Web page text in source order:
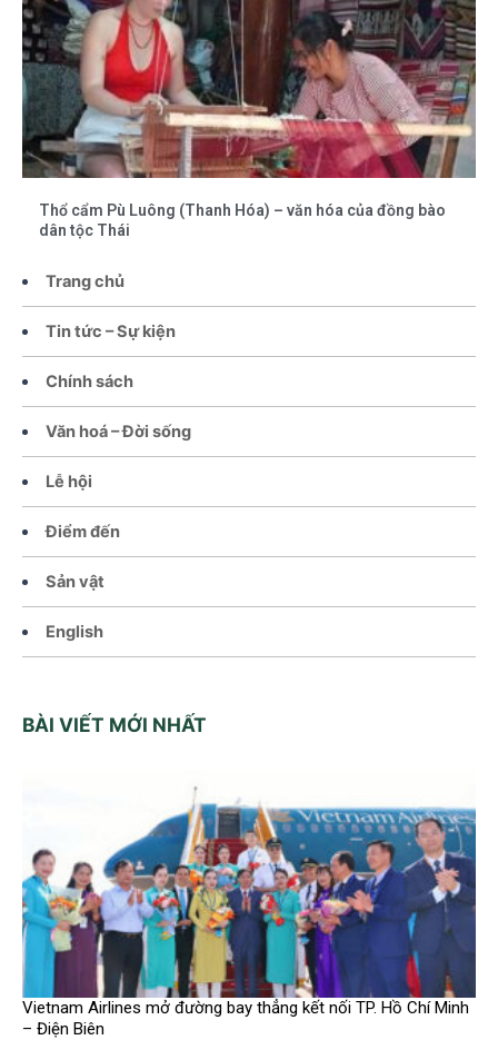
Trang chủ
Tin tức – Sự kiện
Chính sách
Văn hoá – Đời sống
Lễ hội
Điểm đến
Sản vật
English
BÀI VIẾT MỚI NHẤT
Vietnam Airlines mở đường bay thẳng kết nối TP. Hồ Chí Minh
– Điện Biên
Thổ cẩm Pù Luông (Thanh Hóa) – văn hóa của đồng bào
dân tộc Thái